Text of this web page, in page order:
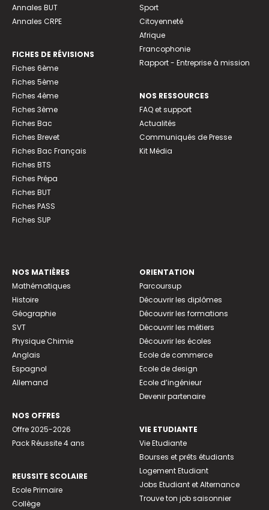
Annales BUT
Annales CRPE
FICHES DE RÉVISIONS
Fiches 6ème
Fiches 5ème
Fiches 4ème
Fiches 3ème
Fiches Bac
Fiches Brevet
Fiches Bac Français
Fiches BTS
Fiches Prépa
Fiches BUT
Fiches PASS
Fiches SUP
Sport
Citoyenneté
Afrique
Francophonie
Rapport - Entreprise à mission
NOS RESSOURCES
FAQ et support
Actualités
Communiqués de Presse
Kit Média
NOS MATIÈRES
Mathématiques
Histoire
Géographie
SVT
Physique Chimie
Anglais
Espagnol
Allemand
NOS OFFRES
Offre 2025-2026
Pack Réussite 4 ans
REUSSITE SCOLAIRE
Ecole Primaire
Collège
ORIENTATION
Parcoursup
Découvrir les diplômes
Découvrir les formations
Découvrir les métiers
Découvrir les écoles
Ecole de commerce
Ecole de design
Ecole d’ingénieur
Devenir partenaire
VIE ETUDIANTE
Vie Etudiante
Bourses et prêts étudiants
Logement Etudiant
Jobs Etudiant et Alternance
Trouve ton job saisonnier